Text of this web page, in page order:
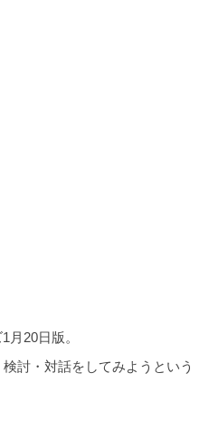
月20日版。
討・対話をしてみようという